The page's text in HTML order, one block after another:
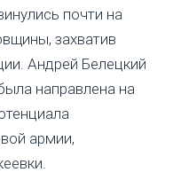
почти на
захватив
Андрей Белецкий
направлена на
армии,